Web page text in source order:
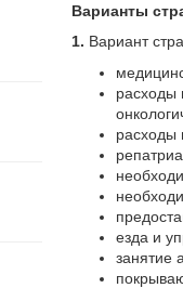
Варианты
1. Вариант
расходы
расходы
езда и
занятие